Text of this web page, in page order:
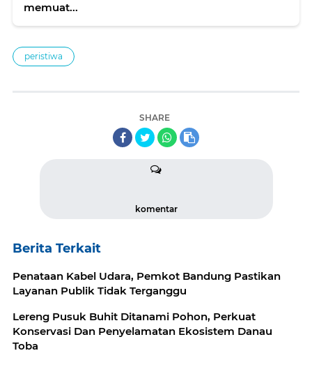
memuat...
peristiwa
SHARE
komentar
Berita Terkait
Penataan Kabel Udara, Pemkot Bandung Pastikan
Layanan Publik Tidak Terganggu
Lereng Pusuk Buhit Ditanami Pohon, Perkuat
Konservasi Dan Penyelamatan Ekosistem Danau
Toba